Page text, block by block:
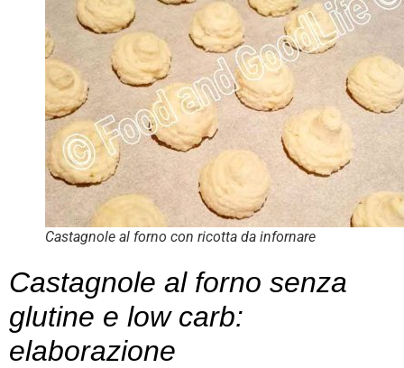
Castagnole al forno con ricotta da infornare
Castagnole al forno senza
glutine e low carb:
elaborazione